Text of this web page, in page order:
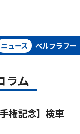
ニュース ベルフラワー
ラム
権記念】検車